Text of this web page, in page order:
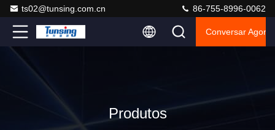
ts02@tunsing.com.cn 86-755-8996-0062
Conversar Agora
Produtos